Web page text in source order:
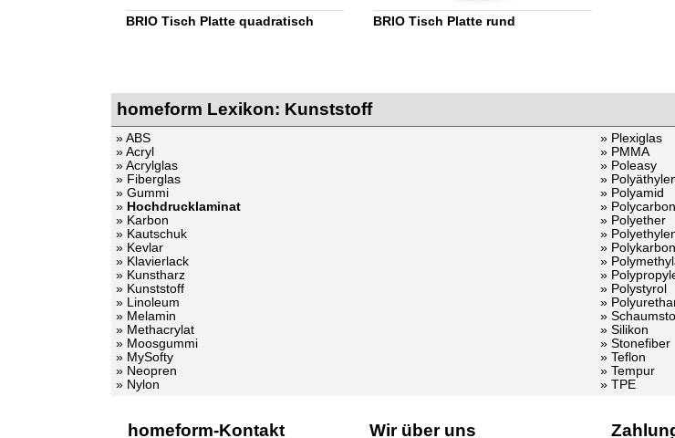
BRIO Tisch Platte quadratisch BRIO Tisch Platte rund
homeform Lexikon: Kunststoff
» ABS
» Acryl
» Acrylglas
» Fiberglas
» Gummi
» Hochdrucklaminat
» Karbon
» Kautschuk
» Kevlar
» Klavierlack
» Kunstharz
» Kunststoff
» Linoleum
» Melamin
» Methacrylat
» Moosgummi
» MySofty
» Neopren
» Nylon
» Plexiglas
» PMMA
» Poleasy
»
» Polyamid
»
» Polyether
»
»
»
»
» Polystyrol
»
»
» Silikon
» Stonefiber
» Teflon
» Tempur
» TPE
homeform-Kontakt Wir über uns